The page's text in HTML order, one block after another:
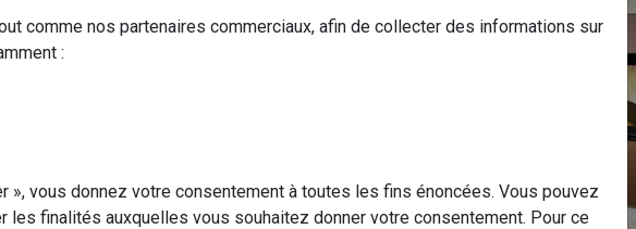
comme nos partenaires commerciaux, afin de collecter des informations sur
:
», vous donnez votre consentement à toutes les fins énoncées. Vous pouvez
les finalités auxquelles vous souhaitez donner votre consentement. Pour ce